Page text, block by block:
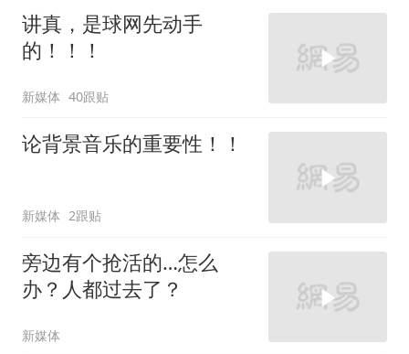
讲真，是球网先动手
的！！！
新媒体 40跟贴
论背景音乐的重要性！！
新媒体 2跟贴
旁边有个抢活的…怎么
办？人都过去了？
新媒体